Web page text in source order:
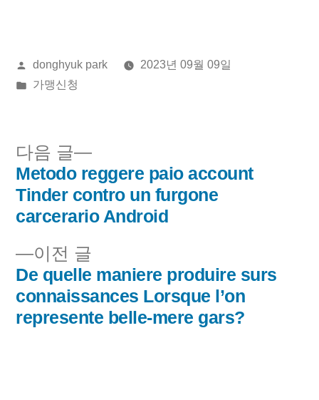
올
린
donghyuk park
2023년 09월 09일
게
가맹신청
글
내
비
게
이
이전 글
전
글:
De quelle maniere produire surs
connaissances Lorsque l’on
represente belle-mere gars?
다음 글
다
음
글:
Metodo reggere paio account
Tinder contro un furgone
carcerario Android